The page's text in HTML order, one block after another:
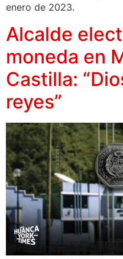
enero de 2023.
Alcalde
moneda en
Castilla:
reyes”